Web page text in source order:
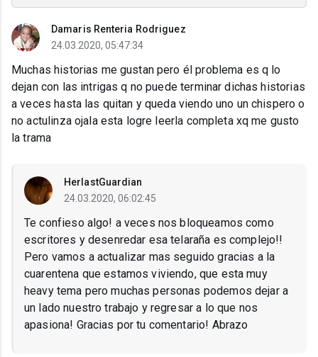
Damaris Renteria Rodriguez
24.03.2020, 05:47:34
Muchas historias me gustan pero él problema es q lo
dejan con las intrigas q no puede terminar dichas historias
a veces hasta las quitan y queda viendo uno un chispero o
no actulinza ojala esta logre leerla completa xq me gusto
la trama
HerlastGuardian
24.03.2020, 06:02:45
Te confieso algo! a veces nos bloqueamos como
escritores y desenredar esa telaraña es complejo!!
Pero vamos a actualizar mas seguido gracias a la
cuarentena que estamos viviendo, que esta muy
heavy tema pero muchas personas podemos dejar a
un lado nuestro trabajo y regresar a lo que nos
apasiona! Gracias por tu comentario! Abrazo